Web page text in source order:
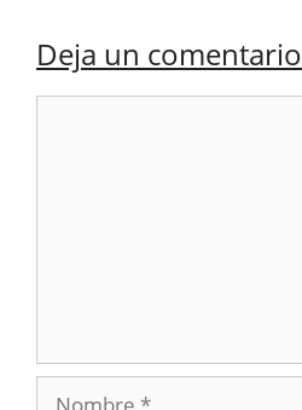
Deja un comentario
Nombre